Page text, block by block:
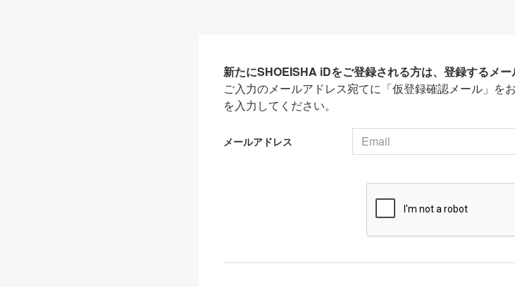
新たにSHOEISHA iDをご登録される方は、登録するメー
ご入力のメールアドレス宛てに「仮登録確認メール」を
を入力してください。
メールアドレス